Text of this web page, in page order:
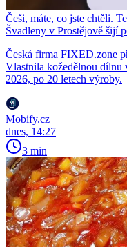
Češi, máte, co jste chtěli.
Švadleny v Prostějově šijí
Česká firma FIXED.zone
Vlastnila kožedělnou dílnu
2026, po 20 letech výroby.
Mobify.cz
dnes, 14:27
3 min